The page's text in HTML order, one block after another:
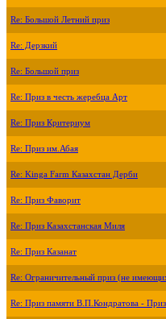
Re: Большой Летний приз
Re: Дерзкий
Re: Большой приз
Re: Приз в честь жеребца Арт
Re: Приз Критериум
Re: Приз им.Абая
Re: Kinga Farm Казахстан Дерби
Re: Приз Фаворит
Re: Приз Казахстанская Миля
Re: Приз Казанат
Re: Ограничительный приз (не
Re: Приз памяти В.П.Кондратова -